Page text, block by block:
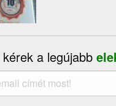
a legújabb